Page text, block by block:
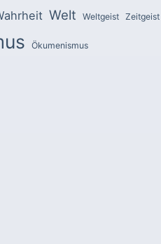
Welt Weltgeist Zeitgeist
Ökumenismus